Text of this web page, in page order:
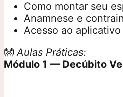
Como montar seu
Anamnese e
Acesso ao
👐Aulas Práticas:
Módulo 1 — Decúbito